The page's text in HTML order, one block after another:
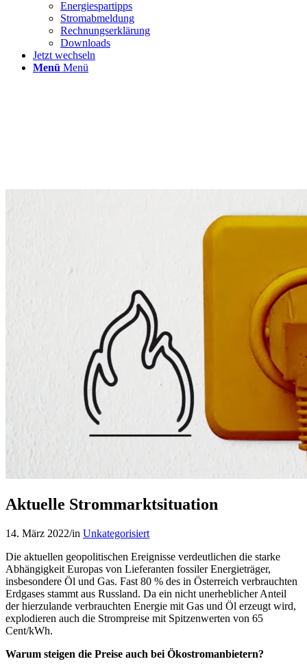
Energiespartipps
Stromabmeldung
Rechnungserklärung
Downloads
Jetzt wechseln
Menü Menü
Aktuelle Strommarktsituation
14. März 2022/in Unkategorisiert
Die aktuellen geopolitischen Ereignisse verdeutlichen die starke
Abhängigkeit Europas von Lieferanten fossiler Energieträger,
insbesondere Öl und Gas. Fast 80 % des in Österreich verbrauchten
Erdgases stammt aus Russland. Da ein nicht unerheblicher Anteil
der hierzulande verbrauchten Energie mit Gas und Öl erzeugt wird,
explodieren auch die Strompreise mit Spitzenwerten von 65
Cent/kWh.
Warum steigen die Preise auch bei Ökostromanbietern?